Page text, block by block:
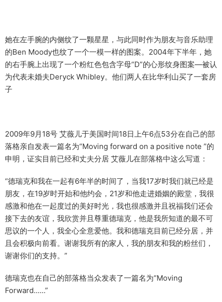
她在左手腕的内侧纹了一颗星星，与此同时作为朋友与音乐助理
的Ben Moody也纹了一个一模一样的图案。2004年下半年，她
的右手腕上出现了一个粉红色包含字母“D”的心形纹身图案—被认
为代表未婚夫Deryck Whibley。他们两人在比华利山买了一套房
子
2009年9月18号 艾薇儿于美国时间18日上午6点53分在自己的部
落格亲自发表一篇名为“Moving forward on a positive note ”的
申明，证实目前已经和丈夫分居 艾薇儿在部落格中这么写道：
“德瑞克和我在一起有6年半的时间了，当我17岁时我们就已经是
朋友，在19岁时开始和他约会，21岁和他走进婚姻的殿堂，我很
感激和他在一起度过的美好时光，我也很感激并且祝福我们还会
接下去的友谊，我欣赏并且尊重德瑞克，他是我所知道的最不可
思议的一个人，我全心全意爱他。我和德瑞克目前已经分居，并
且会积极向前看。谢谢我所有的家人，我的朋友和我的粉丝们，
谢谢你们的支持。”
德瑞克也在自己的部落格当众发表了一篇名为“Moving
Forward......”